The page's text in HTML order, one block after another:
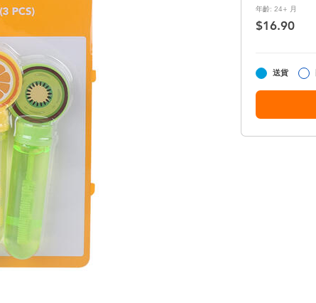
年齡: 24+ 月
$16.90
送貨